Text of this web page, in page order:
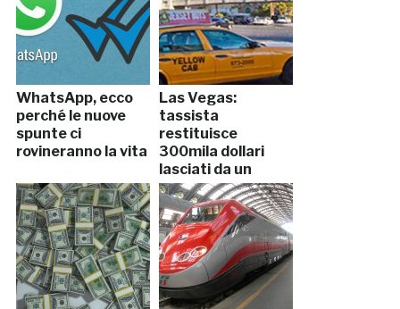
WhatsApp, ecco
perché le nuove
spunte ci
rovineranno la vita
Las Vegas:
tassista
restituisce
300mila dollari
lasciati da un
cliente